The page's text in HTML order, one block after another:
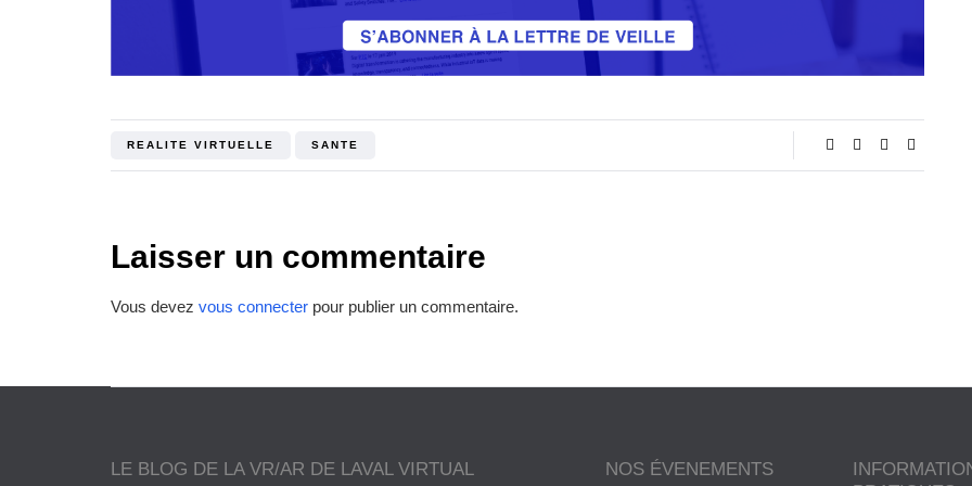
REALITE VIRTUELLE SANTE
Laisser un commentaire
Vous devez vous connecter pour publier un commentaire.
LE BLOG DE LA VR/AR DE LAVAL VIRTUAL NOS ÉVENEMENTS